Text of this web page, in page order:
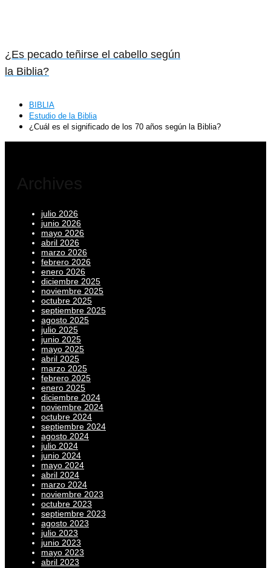
¿Es pecado teñirse el cabello según
la Biblia?
BIBLIA
Estudio de la Biblia
¿Cuál es el significado de los 70 años según la Biblia?
Archives
julio 2026
junio 2026
mayo 2026
abril 2026
marzo 2026
febrero 2026
enero 2026
diciembre 2025
noviembre 2025
octubre 2025
septiembre 2025
agosto 2025
julio 2025
junio 2025
mayo 2025
abril 2025
marzo 2025
febrero 2025
enero 2025
diciembre 2024
noviembre 2024
octubre 2024
septiembre 2024
agosto 2024
julio 2024
junio 2024
mayo 2024
abril 2024
marzo 2024
noviembre 2023
octubre 2023
septiembre 2023
agosto 2023
julio 2023
junio 2023
mayo 2023
abril 2023